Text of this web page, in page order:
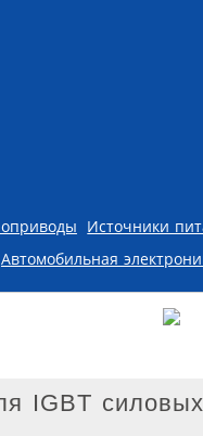
Источники
Автомобильная
IGBT